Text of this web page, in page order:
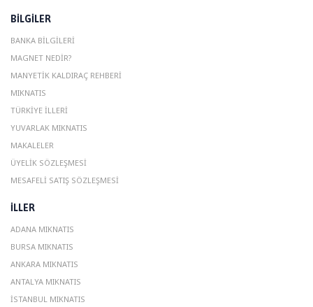
BILGILER
BANKA BILGILERI
MAGNET NEDIR?
MANYETIK KALDIRAÇ REHBERI
MIKNATIS
TÜRKIYE İLLERI
YUVARLAK MIKNATIS
MAKALELER
ÜYELIK SÖZLEŞMESI
MESAFELI SATIŞ SÖZLEŞMESI
ILLER
ADANA MIKNATIS
BURSA MIKNATIS
ANKARA MIKNATIS
ANTALYA MIKNATIS
ISTANBUL MIKNATIS